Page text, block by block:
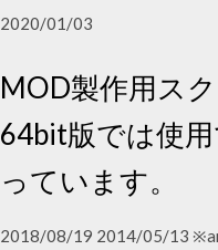
2020/01/03
MOD製作用ス
64bit版では使
っています。
2018/08/19 2014/05/13